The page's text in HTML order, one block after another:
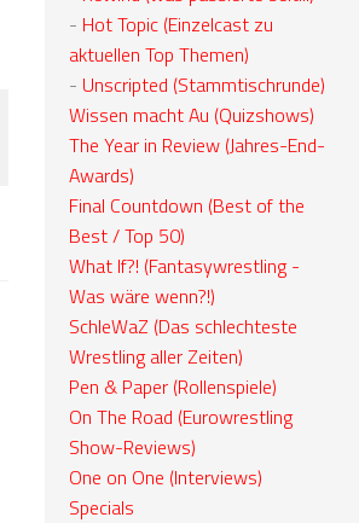
- Hot Topic (Einzelcast zu
aktuellen Top Themen)
- Unscripted (Stammtischrunde)
Wissen macht Au (Quizshows)
The Year in Review (Jahres-End-
Awards)
Final Countdown (Best of the
Best / Top 50)
What If?! (Fantasywrestling -
Was wäre wenn?!)
SchleWaZ (Das schlechteste
Wrestling aller Zeiten)
Pen & Paper (Rollenspiele)
On The Road (Eurowrestling
Show-Reviews)
One on One (Interviews)
Specials